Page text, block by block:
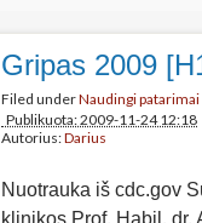
Gripas 2009
Filed underNaudingi patarimai
Publikuota: 2009-11-24 12:18
Autorius:Darius
Nuotrauka iš cdc.gov
klinikos Prof. Habil.